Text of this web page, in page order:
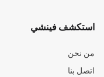
استكشف فينشي
من نحن
اتصل بنا